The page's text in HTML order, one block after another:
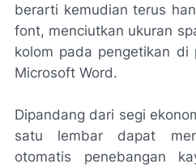
berarti kemudian terus
font, menciutkan ukuran
kolom pada pengetikan di
Microsoft Word.
Dipandang dari segi
satu lembar dapat
otomatis penebangan